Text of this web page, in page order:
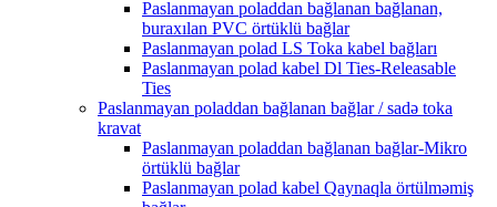
Paslanmayan poladdan bağlanan bağlanan,
buraxılan PVC örtüklü bağlar
Paslanmayan polad LS Toka kabel bağları
Paslanmayan polad kabel Dl Ties-Releasable
Ties
Paslanmayan poladdan bağlanan bağlar / sadə toka
kravat
Paslanmayan poladdan bağlanan bağlar-Mikro
örtüklü bağlar
Paslanmayan polad kabel Qaynaqla örtülməmiş